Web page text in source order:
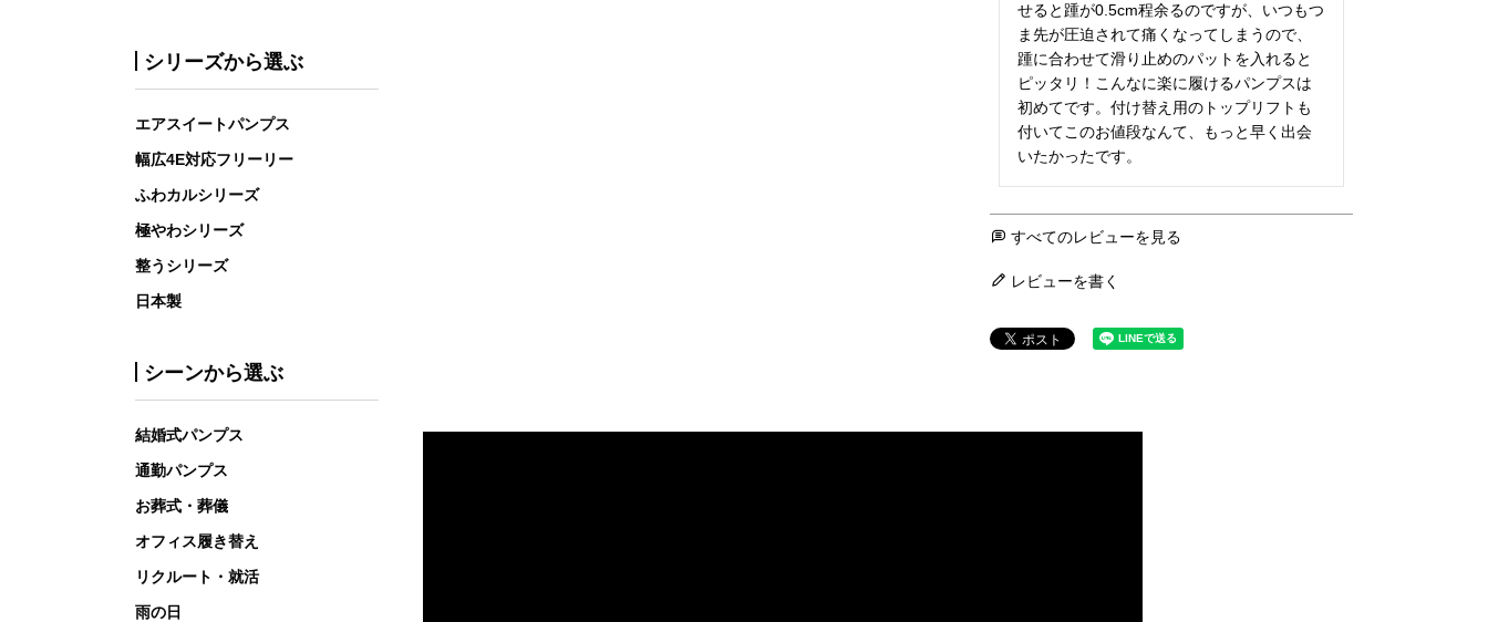
シリーズから選ぶ
エアスイートパンプス
幅広4E対応フリーリー
ふわカルシリーズ
極やわシリーズ
整うシリーズ
日本製
シーンから選ぶ
結婚式パンプス
通勤パンプス
お葬式・葬儀
オフィス履き替え
リクルート・就活
雨の日
せると踵が0.5cm程余るのですが、いつもつ
ま先が圧迫されて痛くなってしまうので、
踵に合わせて滑り止めのパットを入れると
ピッタリ！こんなに楽に履けるパンプスは
初めてです。付け替え用のトップリフトも
付いてこのお値段なんて、もっと早く出会
いたかったです。
すべてのレビューを見る
レビューを書く